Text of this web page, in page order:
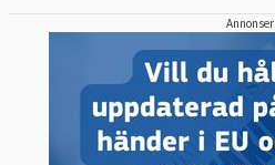
Annonser